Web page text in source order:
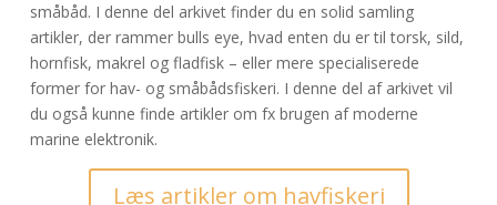
småbåd. I denne del arkivet finder du en solid samling
artikler, der rammer bulls eye, hvad enten du er til torsk, sild,
hornfisk, makrel og fladfisk – eller mere specialiserede
former for hav- og småbådsfiskeri. I denne del af arkivet vil
du også kunne finde artikler om fx brugen af moderne
marine elektronik.
Læs artikler om havfiskeri